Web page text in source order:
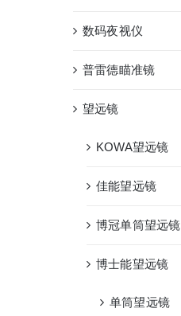
数码夜视仪
普雷德瞄准镜
望远镜
KOWA望远镜
佳能望远镜
博冠单筒望远镜
博士能望远镜
单筒望远镜